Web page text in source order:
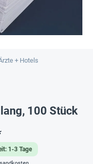
+ Hotels
100 Stück
1-3 Tage